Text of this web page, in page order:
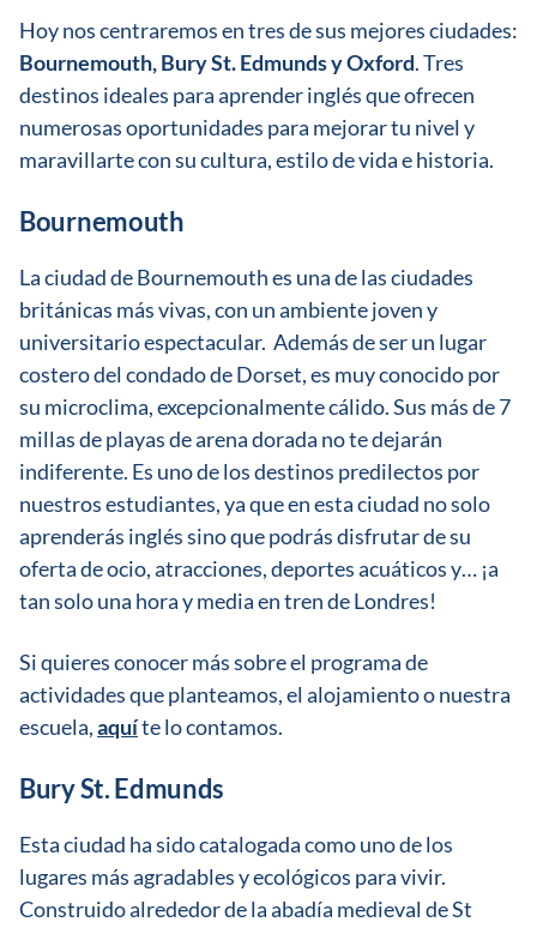
Hoy nos centraremos en tres de sus mejores ciudades:
Bournemouth, Bury St. Edmunds y Oxford. Tres
destinos ideales para aprender inglés que ofrecen
numerosas oportunidades para mejorar tu nivel y
maravillarte con su cultura, estilo de vida e historia.
Bournemouth
La ciudad de Bournemouth es una de las ciudades
británicas más vivas, con un ambiente joven y
universitario espectacular. Además de ser un lugar
costero del condado de Dorset, es muy conocido por
su microclima, excepcionalmente cálido. Sus más de 7
millas de playas de arena dorada no te dejarán
indiferente. Es uno de los destinos predilectos por
nuestros estudiantes, ya que en esta ciudad no solo
aprenderás inglés sino que podrás disfrutar de su
oferta de ocio, atracciones, deportes acuáticos y… ¡a
tan solo una hora y media en tren de Londres!
Si quieres conocer más sobre el programa de
actividades que planteamos, el alojamiento o nuestra
escuela,aquíte lo contamos.
Bury St. Edmunds
Esta ciudad ha sido catalogada como uno de los
lugares más agradables y ecológicos para vivir.
Construido alrededor de la abadía medieval de St